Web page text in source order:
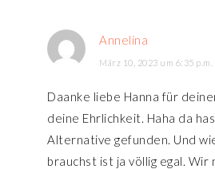
Annelina
März 10, 2023 um 6:35 p.m.
Daanke liebe Hanna für
deine Ehrlichkeit. Haha da
Alternative gefunden. Und
brauchst ist ja völlig egal. Wir